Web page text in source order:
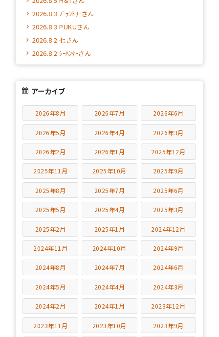
2026.8.3 ﾌﾟﾗﾝﾄﾘｰさん
2026.8.3 PUKUさん
2026.8.2 七さん
2026.8.2 ｼｰﾊﾝﾀｰさん
アーカイブ
2026年8月 2026年7月 2026年6月
2026年5月 2026年4月 2026年3月
2026年2月 2026年1月 2025年12月
2025年11月 2025年10月 2025年9月
2025年8月 2025年7月 2025年6月
2025年5月 2025年4月 2025年3月
2025年2月 2025年1月 2024年12月
2024年11月 2024年10月 2024年9月
2024年8月 2024年7月 2024年6月
2024年5月 2024年4月 2024年3月
2024年2月 2024年1月 2023年12月
2023年11月 2023年10月 2023年9月